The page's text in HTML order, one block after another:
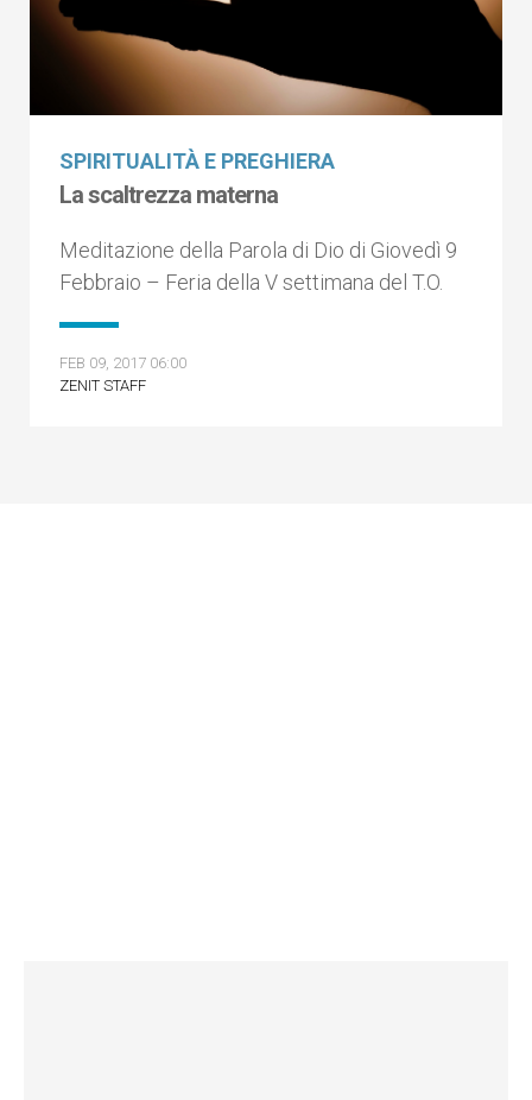
SPIRITUALITÀ E PREGHIERA
La scaltrezza materna
Meditazione della Parola di Dio di Giovedì 9
Febbraio – Feria della V settimana del T.O.
FEB 09, 2017 06:00
ZENIT STAFF